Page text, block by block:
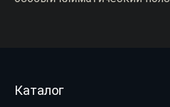
Каталог